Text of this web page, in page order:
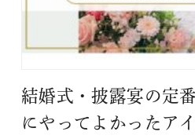
結婚式・披露宴の定
にやってよかったア